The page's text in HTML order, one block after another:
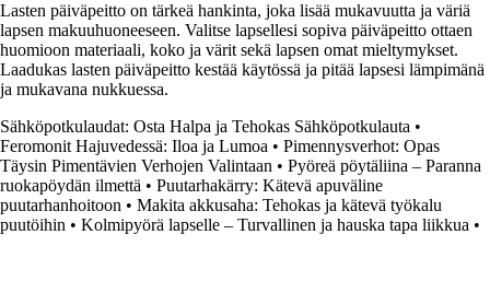
Lasten päiväpeitto on tärkeä hankinta, joka lisää mukavuutta ja väriä
lapsen makuuhuoneeseen. Valitse lapsellesi sopiva päiväpeitto ottaen
huomioon materiaali, koko ja värit sekä lapsen omat mieltymykset.
Laadukas lasten päiväpeitto kestää käytössä ja pitää lapsesi lämpimänä
ja mukavana nukkuessa.
Sähköpotkulaudat: Osta Halpa ja Tehokas Sähköpotkulauta •
Feromonit Hajuvedessä: Iloa ja Lumoa • Pimennysverhot: Opas
Täysin Pimentävien Verhojen Valintaan • Pyöreä pöytäliina – Paranna
ruokapöydän ilmettä • Puutarhakärry: Kätevä apuväline
puutarhanhoitoon • Makita akkusaha: Tehokas ja kätevä työkalu
puutöihin • Kolmipyörä lapselle – Turvallinen ja hauska tapa liikkua •